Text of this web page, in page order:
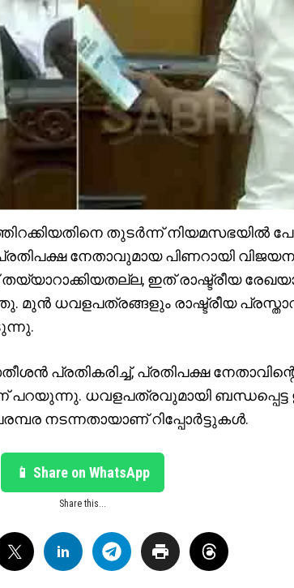
തുടർന്ന് നിയമസഭയിൽ
നേതാവുമായ പിണറായി
ഇത് രാഷ്ട്രീയ
മുൻ ധവളപത്രങ്ങളും രാഷ്ട്രീയ
പ്രതികരിച്ച്, പ്രതിപക്ഷ
പറയുന്നു. ധവളപത്രവുമായി
നടന്നതായാണ് റിപ്പോർട്ടുകൾ.
📱 Share on WhatsApp
Share this...